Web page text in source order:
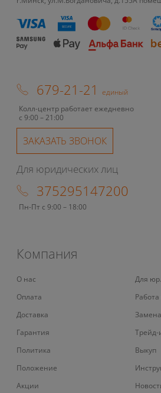
679-21-21
единый
Колл-центр работает ежедневно
с 9:00 – 21:00
ЗАКАЗАТЬ ЗВОНОК
Для юридических лиц
375295147200
Пн-Пт с 9:00 – 18:00
Компания
О нас
Оплата
Доставка
Гарантия
Политика
Положение
Акции
Для
Трейд-
Выкуп